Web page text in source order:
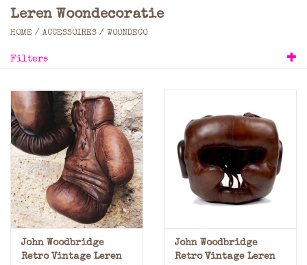
Rugzakken
Tassen
Accessoires
Merken
Leren Woondecoratie
HOME / ACCESSOIRES / WOONDECO
Filters
John Woodbridge
Retro Vintage Leren
John Woodbridge
Retro Vintage Leren